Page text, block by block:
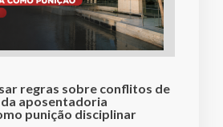
regras sobre conflitos de
aposentadoria
punição disciplinar